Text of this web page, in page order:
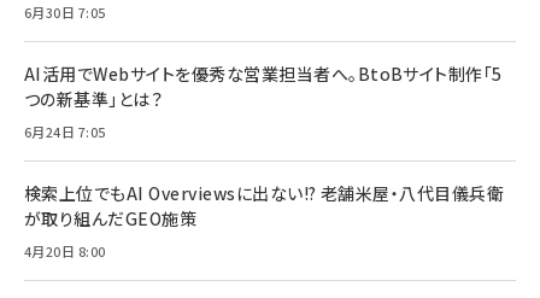
6月30日 7:05
AI活用でWebサイトを優秀な営業担当者へ。BtoBサイト制作「5
つの新基準」とは？
6月24日 7:05
検索上位でもAI Overviewsに出ない!? 老舗米屋・八代目儀兵衛
が取り組んだGEO施策
4月20日 8:00